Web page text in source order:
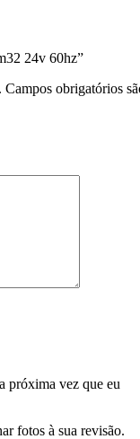
24v 60hz”
Campos obrigatórios
próxima vez que eu
fotos à sua revisão.